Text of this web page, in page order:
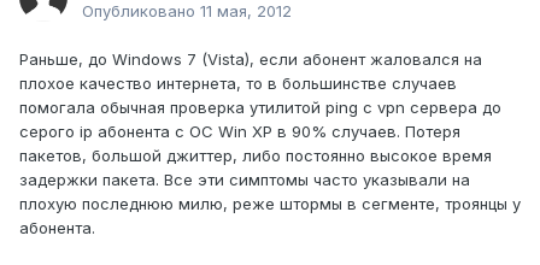
Опубликовано 11 мая, 2012
Раньше, до Windows 7 (Vista), если абонент жаловался на
плохое качество интернета, то в большинстве случаев
помогала обычная проверка утилитой ping с vpn сервера до
серого ip абонента с ОС Win XP в 90% случаев. Потеря
пакетов, большой джиттер, либо постоянно высокое время
задержки пакета. Все эти симптомы часто указывали на
плохую последнюю милю, реже штормы в сегменте, троянцы у
абонента.